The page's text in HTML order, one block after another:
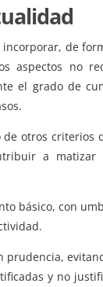
de
aspectos no
el grado de
otros criterios
a
básico, con
y no